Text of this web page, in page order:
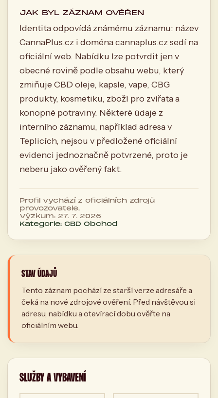
JAK BYL ZÁZNAM OVĚŘEN
Identita odpovídá známému záznamu: název
CannaPlus.cz i doména cannaplus.cz sedí na
oficiální web. Nabídku lze potvrdit jen v
obecné rovině podle obsahu webu, který
zmiňuje CBD oleje, kapsle, vape, CBG
produkty, kosmetiku, zboží pro zvířata a
konopné potraviny. Některé údaje z
interního záznamu, například adresa v
Teplicích, nejsou v předložené oficiální
evidenci jednoznačně potvrzené, proto je
neberu jako ověřený fakt.
Profil vychází z oficiálních zdrojů
provozovatele.
Výzkum: 27. 7. 2026
Kategorie: CBD Obchod
STAV ÚDAJŮ
Tento záznam pochází ze starší verze adresáře a
čeká na nové zdrojové ověření. Před návštěvou si
adresu, nabídku a otevírací dobu ověřte na
oficiálním webu.
SLUŽBY A VYBAVENÍ